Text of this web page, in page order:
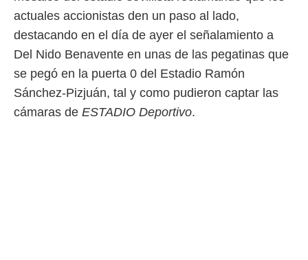
actuales accionistas den un paso al lado,
destacando en el día de ayer el señalamiento a
Del Nido Benavente en unas de las pegatinas que
se pegó en la puerta 0 del Estadio Ramón
Sánchez-Pizjuán, tal y como pudieron captar las
cámaras de ESTADIO Deportivo.